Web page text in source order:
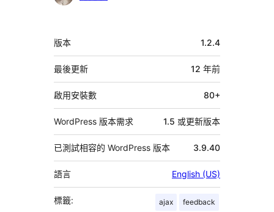
中
繼
資
料
版本 1.2.4
最後更新 12 年前
啟用安裝數 80+
WordPress 版本需求 1.5 或更新版本
已測試相容的 WordPress 版本 3.9.40
語言 English (US)
標籤: ajax feedback